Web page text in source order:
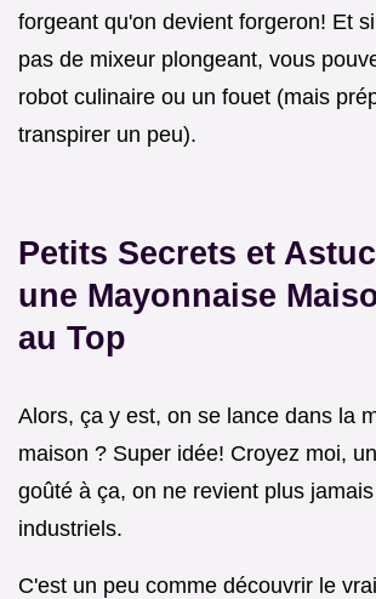
forgeant qu'on devient forgeron! Et
pas de mixeur plongeant, vous
robot culinaire ou un fouet (mais
transpirer un peu).
Petits Secrets et
une Mayonnaise
au Top
Alors, ça y est, on se lance dans la
maison ? Super idée! Croyez moi,
goûté à ça, on ne revient plus
industriels.
C'est un peu comme découvrir le